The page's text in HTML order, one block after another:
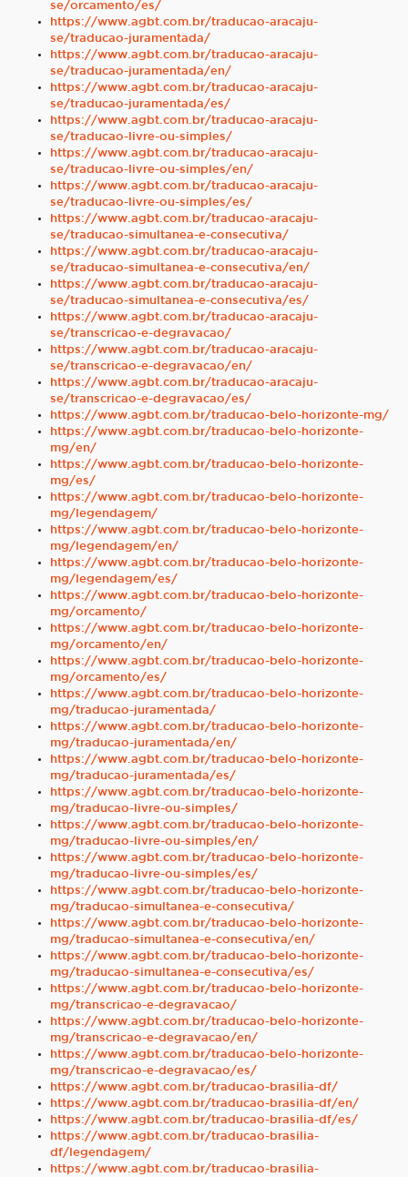
se/orcamento/es/
https://www.agbt.com.br/traducao-aracaju-
se/traducao-juramentada/
https://www.agbt.com.br/traducao-aracaju-
se/traducao-juramentada/en/
https://www.agbt.com.br/traducao-aracaju-
se/traducao-juramentada/es/
https://www.agbt.com.br/traducao-aracaju-
se/traducao-livre-ou-simples/
https://www.agbt.com.br/traducao-aracaju-
se/traducao-livre-ou-simples/en/
https://www.agbt.com.br/traducao-aracaju-
se/traducao-livre-ou-simples/es/
https://www.agbt.com.br/traducao-aracaju-
se/traducao-simultanea-e-consecutiva/
https://www.agbt.com.br/traducao-aracaju-
se/traducao-simultanea-e-consecutiva/en/
https://www.agbt.com.br/traducao-aracaju-
se/traducao-simultanea-e-consecutiva/es/
https://www.agbt.com.br/traducao-aracaju-
se/transcricao-e-degravacao/
https://www.agbt.com.br/traducao-aracaju-
se/transcricao-e-degravacao/en/
https://www.agbt.com.br/traducao-aracaju-
se/transcricao-e-degravacao/es/
https://www.agbt.com.br/traducao-belo-horizonte-mg/
https://www.agbt.com.br/traducao-belo-horizonte-
mg/en/
https://www.agbt.com.br/traducao-belo-horizonte-
mg/es/
https://www.agbt.com.br/traducao-belo-horizonte-
mg/legendagem/
https://www.agbt.com.br/traducao-belo-horizonte-
mg/legendagem/en/
https://www.agbt.com.br/traducao-belo-horizonte-
mg/legendagem/es/
https://www.agbt.com.br/traducao-belo-horizonte-
mg/orcamento/
https://www.agbt.com.br/traducao-belo-horizonte-
mg/orcamento/en/
https://www.agbt.com.br/traducao-belo-horizonte-
mg/orcamento/es/
https://www.agbt.com.br/traducao-belo-horizonte-
mg/traducao-juramentada/
https://www.agbt.com.br/traducao-belo-horizonte-
mg/traducao-juramentada/en/
https://www.agbt.com.br/traducao-belo-horizonte-
mg/traducao-juramentada/es/
https://www.agbt.com.br/traducao-belo-horizonte-
mg/traducao-livre-ou-simples/
https://www.agbt.com.br/traducao-belo-horizonte-
mg/traducao-livre-ou-simples/en/
https://www.agbt.com.br/traducao-belo-horizonte-
mg/traducao-livre-ou-simples/es/
https://www.agbt.com.br/traducao-belo-horizonte-
mg/traducao-simultanea-e-consecutiva/
https://www.agbt.com.br/traducao-belo-horizonte-
mg/traducao-simultanea-e-consecutiva/en/
https://www.agbt.com.br/traducao-belo-horizonte-
mg/traducao-simultanea-e-consecutiva/es/
https://www.agbt.com.br/traducao-belo-horizonte-
mg/transcricao-e-degravacao/
https://www.agbt.com.br/traducao-belo-horizonte-
mg/transcricao-e-degravacao/en/
https://www.agbt.com.br/traducao-belo-horizonte-
mg/transcricao-e-degravacao/es/
https://www.agbt.com.br/traducao-brasilia-df/
https://www.agbt.com.br/traducao-brasilia-df/en/
https://www.agbt.com.br/traducao-brasilia-df/es/
https://www.agbt.com.br/traducao-brasilia-
df/legendagem/
https://www.agbt.com.br/traducao-brasilia-